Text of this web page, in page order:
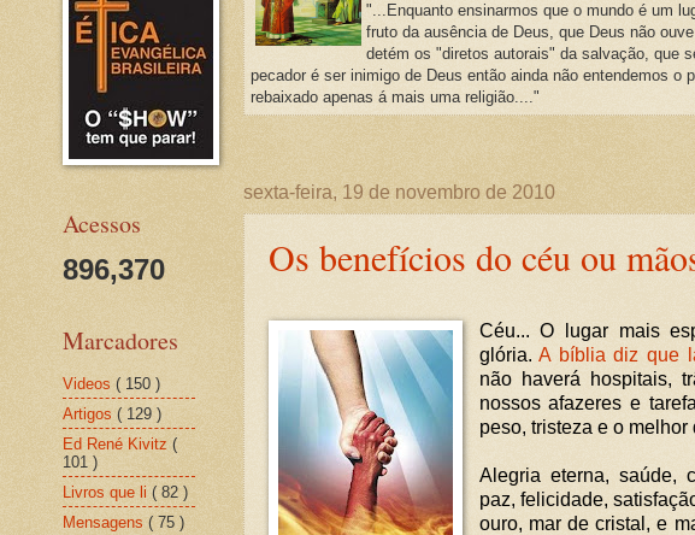
"...Enquanto ensinarmos que o mundo é um
fruto da ausência de Deus, que Deus não
detém os "diretos autorais" da salvação, que
pecador é ser inimigo de Deus então ainda não entendemos o
rebaixado apenas á mais uma religião...."
sexta-feira, 19 de novembro de 2010
Os benefícios do céu ou
Céu... O lugar mais
glória.A bíblia diz que
não haverá hospitais,
nossos afazeres e
peso, tristeza e o
Alegria eterna, saúde,
paz, felicidade,
ouro, mar de cristal, e
Acessos
896,370
Marcadores
Videos ( 150 )
Artigos ( 129 )
Ed René Kivitz (
101 )
Livros que li ( 82 )
Mensagens ( 75 )